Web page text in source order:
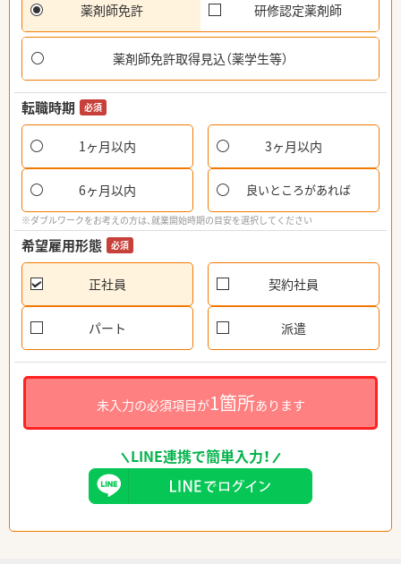
薬剤師免許 研修認定薬剤師
薬剤師免許取得見込（薬学生等）
転職時期 必須
1ヶ月以内 3ヶ月以内
6ヶ月以内 良いところがあれば
※ダブルワークをお考えの方は、就業開始時期の目安を選択してください
希望雇用形態 必須
正社員 契約社員
パート 派遣
未入力の必須項目が1箇所あります
LINE連携で簡単入力！